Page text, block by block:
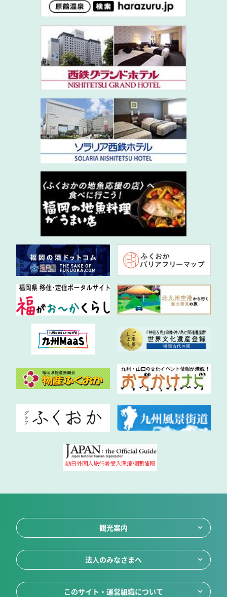
観光案内
法人のみなさまへ
このサイト・運営組織について